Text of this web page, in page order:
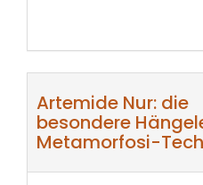
Artemide Nur: die
besondere
Metamorfosi-